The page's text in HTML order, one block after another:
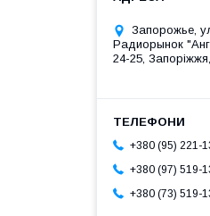
Запорожье,
Радиорынок
24-25,
+380 (95) 221-
+380 (97) 519-
+380 (73) 519-